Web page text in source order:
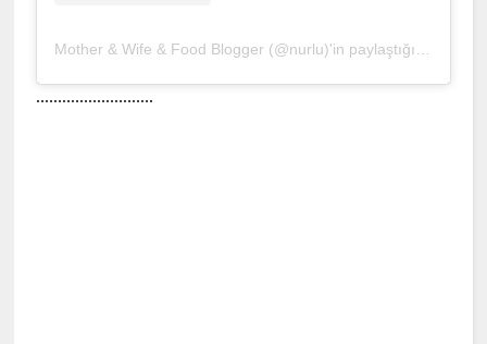
Mother & Wife & Food Blogger (@nurlu)'in paylaştığı bir gönderi
...........................